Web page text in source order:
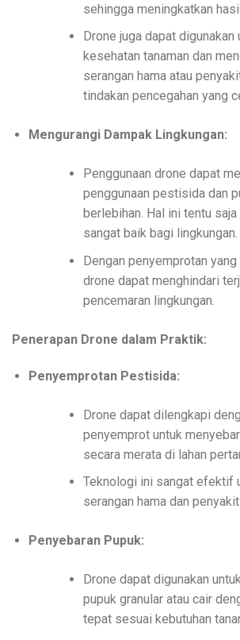
sehingga meningkatkan
Drone juga dapat digunakan
kesehatan tanaman dan
serangan hama atau
tindakan pencegahan yang
Mengurangi Dampak Lingkungan:
Penggunaan drone dapat
penggunaan pestisida dan
berlebihan. Hal ini tentu
sangat baik bagi lingkungan.
Dengan penyemprotan
drone dapat menghindari
pencemaran lingkungan.
Penerapan Drone dalam Praktik:
Penyemprotan Pestisida:
Drone dapat dilengkapi
penyemprot untuk
secara merata di lahan
Teknologi ini sangat efektif
serangan hama dan
Penyebaran Pupuk:
Drone dapat digunakan
pupuk granular atau cair
tepat sesuai kebutuhan